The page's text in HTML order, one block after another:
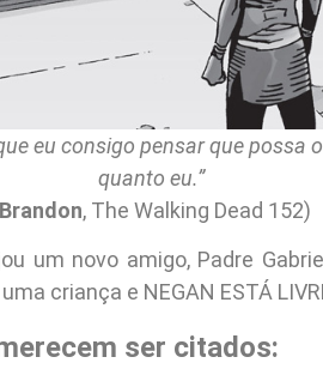
eu consigo pensar que possa
quanto eu.”
, The Walking Dead 152)
um novo amigo, Padre
criança e NEGAN ESTÁ
ser citados: